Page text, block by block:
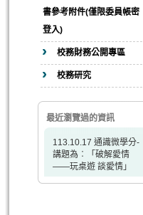
書參考附件(僅限委員帳密
登入)
校務財務公開專區
校務研究
最近瀏覽過的資訊
113.10.17 通識微學分-
講題為︰「破解愛情
——玩桌遊 談愛情」